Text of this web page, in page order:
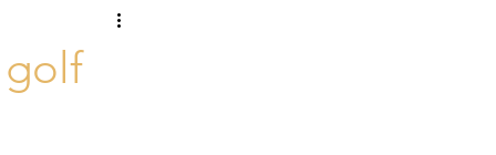
golf